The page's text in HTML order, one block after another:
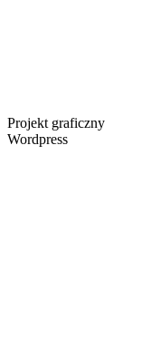
Projekt graficzny
Wordpress